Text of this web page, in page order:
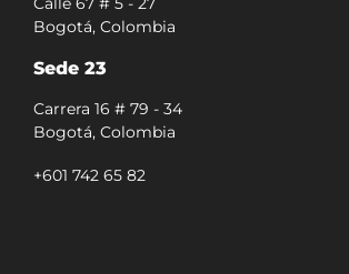
Bogotá, Colombia
Sede 23
Carrera 16 # 79 - 34
Bogotá, Colombia
+601 742 65 82